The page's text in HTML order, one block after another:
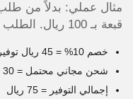
قبعة بـ 100 ريال. الطلب يصير 450 ريال، وتحصل على:
خصم 10% = 45 ريال توفير
شحن مجاني محتمل = 30 ريال توفير إضافي
إجمالي التوفير = 75 ريال